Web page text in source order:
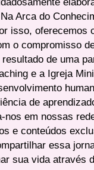
Arca do
isso, oferecemos
o compromisso
de uma
e a Igreja
de
nos em nossas
e conteúdos
essa
sua vida através